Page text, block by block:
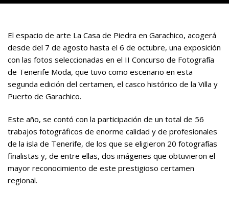
El espacio de arte La Casa de Piedra en Garachico, acogerá
desde del 7 de agosto hasta el 6 de octubre, una exposición
con las fotos seleccionadas en el II Concurso de Fotografía
de Tenerife Moda, que tuvo como escenario en esta
segunda edición del certamen, el casco histórico de la Villa y
Puerto de Garachico.
Este año, se contó con la participación de un total de 56
trabajos fotográficos de enorme calidad y de profesionales
de la isla de Tenerife, de los que se eligieron 20 fotografías
finalistas y, de entre ellas, dos imágenes que obtuvieron el
mayor reconocimiento de este prestigioso certamen
regional.